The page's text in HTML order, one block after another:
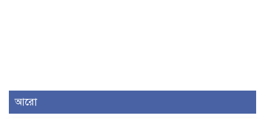
আরো